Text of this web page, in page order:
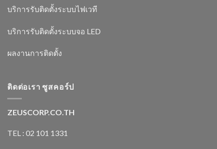
บริการรับติดตั้งระบบไฟเวที
บริการรับติดตั้งระบบจอ LED
ผลงานการติดตั้ง
ติดต่อเรา ซูสคอร์ป
ZEUSCORP.CO.TH
TEL : 02 101 1331